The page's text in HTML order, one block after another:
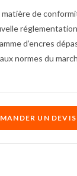
matière de
d’encres
normes du
UN DEVIS